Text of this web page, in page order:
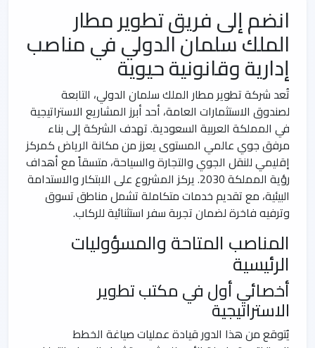
انضم إلى فريق تطوير مطار
الملك سلمان الدولي في مناصب
إدارية وقانونية حيوية
تُعد شركة تطوير مطار الملك سلمان الدولي، التابعة
لصندوق الاستثمارات العامة، أحد أبرز المشاريع الاستراتيجية
في المملكة العربية السعودية. تهدف الشركة إلى بناء
مرفق جوي عالمي المستوى يعزز من مكانة الرياض كمركز
إقليمي للنقل الجوي والتجارة والسياحة، متسقاً مع أهداف
رؤية المملكة 2030. يركز المشروع على الابتكار والاستدامة
البيئية، مع تقديم خدمات متكاملة تشمل مناطق تسوق
وترفيه فاخرة لضمان تجربة سفر استثنائية للركاب.
المناصب المتاحة والمسؤوليات
الرئيسية
أخصائي أول في مكتب تطوير
الاستراتيجية
يُتوقع من هذا الدور قيادة عمليات صياغة الخطط